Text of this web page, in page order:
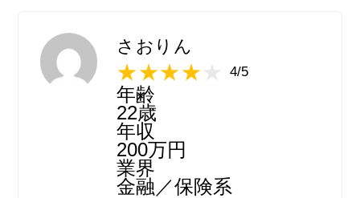
さおりん
4/5
年齢
22歳
年収
200万円
業界
金融／保険系